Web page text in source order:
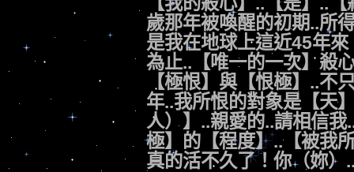
歲那年被喚醒的初期..所
是我在地球上這近45年
為止..【唯一的一次】殺
【極恨】與【恨極】..不
年..我所恨的對象是【天
人）】..親愛的..請相信
極】的【程度】..【被我
真的活不久了！你（妳）